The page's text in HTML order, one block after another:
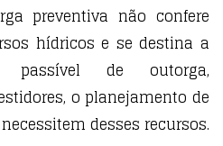
preventiva não confere
hídricos e se destina a
de outorga,
o planejamento de
desses recursos.